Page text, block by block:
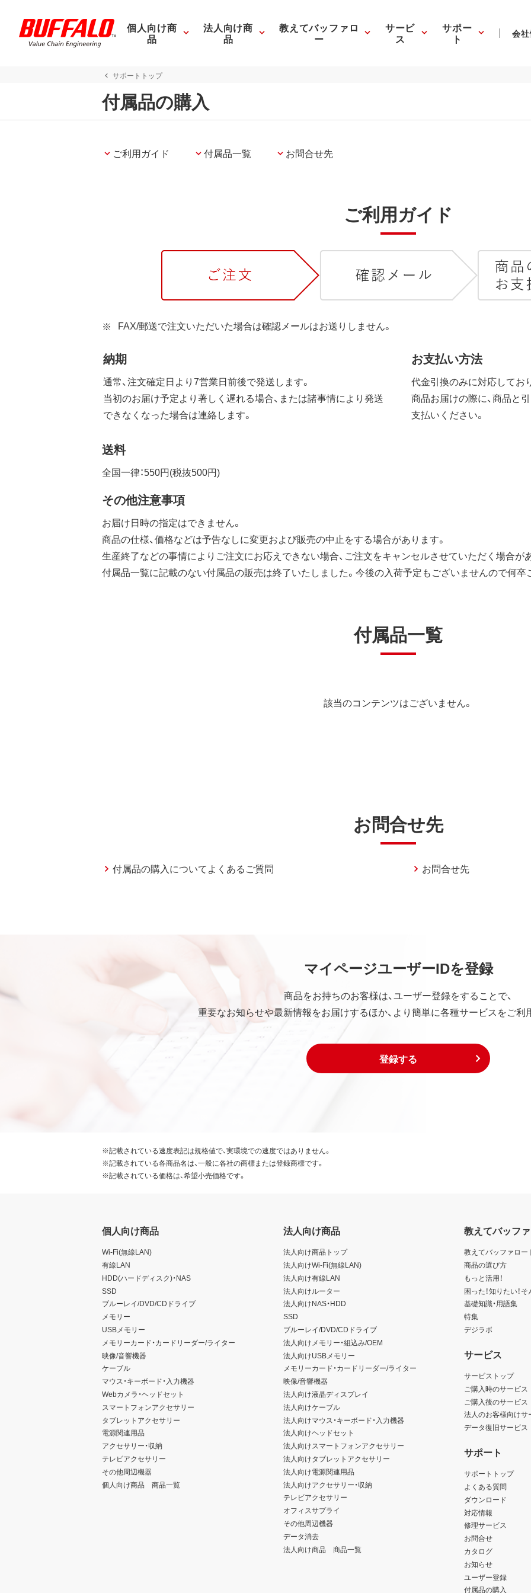
個人向け商
品
法人向け商
品
教えてバッファロ
ー
サービ
ス
サポー
ト 会
サポートトップ
付属品の購入
ご利用ガイド 付属品一覧 お問合せ先
ご利用ガイド
FAX/郵送で注文いただいた場合は確認メールはお送りしません。
納期
通常、注文確定日より7営業日前後で発送します。
当初のお届け予定より著しく遅れる場合、または諸事情により発送
できなくなった場合は連絡します。
お支払い方法
代金引換のみに対応してお
商品お届けの際に、商品と
支払いください。
送料
全国一律：550円(税抜500円)
その他注意事項
お届け日時の指定はできません。
商品の仕様、価格などは予告なしに変更および販売の中止をする場合があります。
生産終了などの事情によりご注文にお応えできない場合、ご注文をキャンセルさせていただく場合が
付属品一覧に記載のない付属品の販売は終了いたしました。今後の入荷予定もございませんので何卒
付属品一覧
該当のコンテンツはございません。
お問合せ先
付属品の購入についてよくあるご質問 お問合せ先
マイページユーザーIDを登録
商品をお持ちのお客様は、ユーザー登録をすることで、
重要なお知らせや最新情報をお届けするほか、より簡単に各種サービスをご利
登録する
※記載されている速度表記は規格値で、実環境での速度ではありません。
※記載されている各商品名は、一般に各社の商標または登録商標です。
※記載されている価格は、希望小売価格です。
個人向け商品
Wi-Fi(無線LAN)
有線LAN
HDD(ハードディスク)・NAS
SSD
ブルーレイ/DVD/CDドライブ
メモリー
USBメモリー
メモリーカード・カードリーダー/ライター
映像/音響機器
ケーブル
マウス・キーボード・入力機器
Webカメラ・ヘッドセット
スマートフォンアクセサリー
タブレットアクセサリー
電源関連用品
アクセサリー・収納
テレビアクセサリー
その他周辺機器
個人向け商品 商品一覧
法人向け商品
法人向け商品トップ
法人向けWi-Fi(無線LAN)
法人向け有線LAN
法人向けルーター
法人向けNAS・HDD
SSD
ブルーレイ/DVD/CDドライブ
法人向けメモリー・組込み/OEM
法人向けUSBメモリー
メモリーカード・カードリーダー/ライター
映像/音響機器
法人向け液晶ディスプレイ
法人向けケーブル
法人向けマウス・キーボード・入力機器
法人向けヘッドセット
法人向けスマートフォンアクセサリー
法人向けタブレットアクセサリー
法人向け電源関連用品
法人向けアクセサリー・収納
テレビアクセサリー
オフィスサプライ
その他周辺機器
データ消去
法人向け商品 商品一覧
教えてバッフ
教えてバッファロー
商品の選び方
もっと活用！
困った！知りたい！
基礎知識・用語集
特集
デジラボ
サービス
サービストップ
ご購入時のサービス
ご購入後のサービス
法人のお客様向けサ
データ復旧サービス
サポート
サポートトップ
よくある質問
ダウンロード
対応情報
修理サービス
お問合せ
カタログ
お知らせ
ユーザー登録
付属品の購入